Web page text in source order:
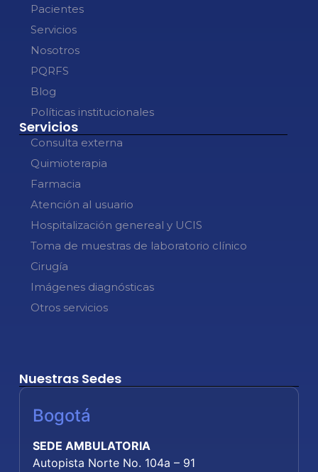
Pacientes
Servicios
Nosotros
PQRFS
Blog
Políticas institucionales
Servicios
Consulta externa
Quimioterapia
Farmacia
Atención al usuario
Hospitalización genereal y UCIS
Toma de muestras de laboratorio clínico
Cirugía
Imágenes diagnósticas
Otros servicios
Nuestras Sedes
Bogotá
SEDE AMBULATORIA
Autopista Norte No. 104a – 91